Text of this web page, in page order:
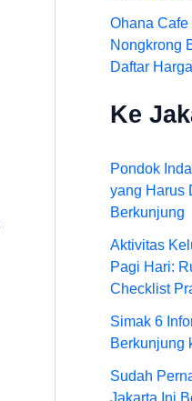
Ohana Cafe
Nongkrong
Daftar
Ke
Pondok
yang Harus
Berkunjung
Aktivitas
Pagi Hari:
Checklist
Simak 6
Berkunjung
Sudah
Jakarta Ini